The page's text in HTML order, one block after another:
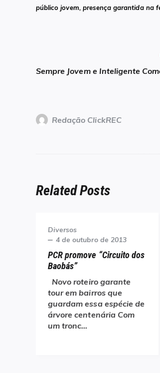
público jovem, presença garantida na
Sempre Jovem e Inteligente
Redação ClickREC
Related Posts
Category
Diversos
Posted
4 de outubro de 2013
PCR promove “Circuito dos
Baobás”
Novo roteiro garante
tour em bairros que
guardam essa espécie de
árvore centenária Com
um tronc…